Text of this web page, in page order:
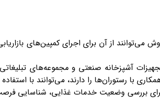
می‌توانند از آن برای اجرای کمپین‌های
آشپزخانه صنعتی و مجموعه‌های
با رستوران‌ها را دارند، می‌توانند با
برای بررسی وضعیت خدمات غذایی، شناسایی